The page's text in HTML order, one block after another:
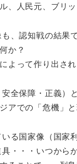
、人民元、ブリ
、認知戦の結果
か？
よって作り出さ
安全保障・正義
の「危機」と
いる国家像（国
・・・いつから